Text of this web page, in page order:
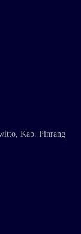
Kab. Pinrang